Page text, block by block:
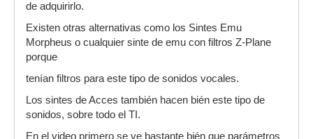
de adquirirlo.
Existen otras alternativas como los Sintes Emu
Morpheus o cualquier sinte de emu con filtros Z-Plane
porque
tenían filtros para este tipo de sonidos vocales.
Los sintes de Acces también hacen bién este tipo de
sonidos, sobre todo el TI.
En el video primero se ve bastante bién que parámetros